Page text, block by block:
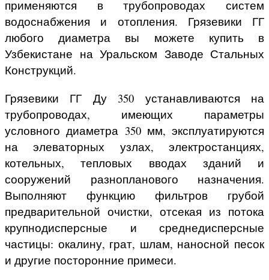
применяются в трубопроводах систем
водоснабжения и отопления. Грязевики ГГ
любого диаметра вы можете купить в
Узбекистане на Уральском Заводе Стальных
Конструкций.
Грязевики ГГ Ду 350 устанавливаются на
трубопроводах, имеющих параметры
условного диаметра 350 мм, эксплуатируются
на элеваторных узлах, электростанциях,
котельных, тепловых вводах зданий и
сооружений разнопланового назначения.
Выполняют функцию фильтров грубой
предварительной очистки, отсекая из потока
крупнодисперсные и среднедисперсные
частицы: окалину, грат, шлам, наносной песок
и другие посторонние примеси.